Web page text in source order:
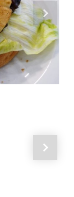
Next